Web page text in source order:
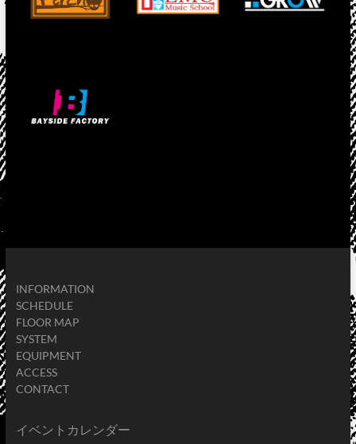
INFORMATION
SCHEDULE
FLOOR MAP
SYSTEM
EQUIPMENT
ACCESS
CONTACT
イベントカレンダー